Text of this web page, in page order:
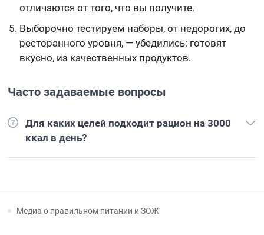
отличаются от того, что вы получите.
Выборочно тестируем наборы, от недорогих, до
ресторанного уровня, — убедились: готовят
вкусно, из качественных продуктов.
Часто задаваемые вопросы
Для каких целей подходит рацион на 3000
ккал в день?
Медиа о правильном питании и ЗОЖ